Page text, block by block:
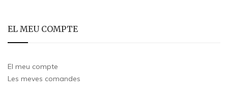
EL MEU COMPTE
El meu compte
Les meves comandes